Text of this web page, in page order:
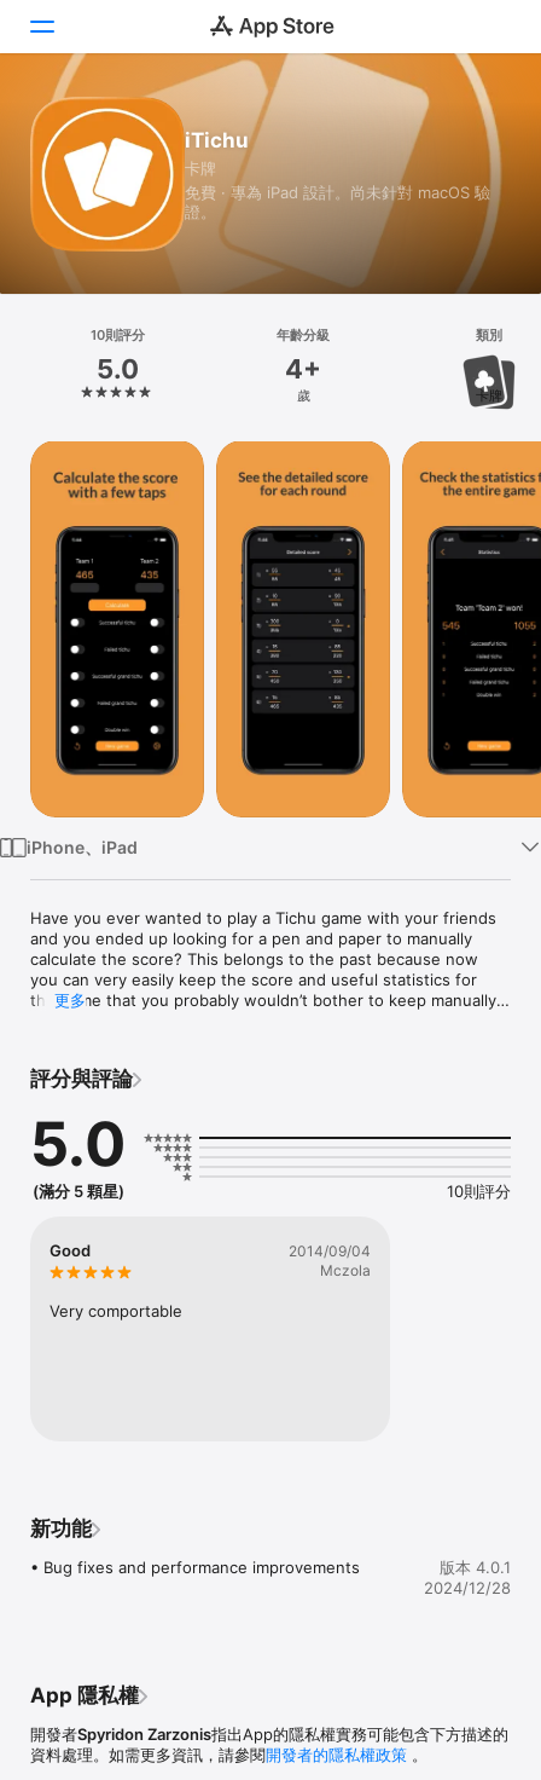
Today
遊戲
App
搜尋
iPhone
iPad
Mac
Watch
TV
iTichu
卡牌
免費 · 專為 iPad 設計。尚未針對 macOS 驗
證。
10則評分
5.0
年齡分級
4+
歲
類別
卡牌
iPhone、iPad
Have you ever wanted to play a Tichu game with your friends
and you ended up looking for a pen and paper to manually
calculate the score? This belongs to the past because now
you can very easily keep the score and useful statistics for
the game that you probably wouldn’t bother to keep manually.
• Undo of the last round in case of an error
the gameplay view
• Statistics for the whole game by swiping to the left from the
gameplay view
• Team names and score limit customization
• Automatic saving of the current game to continue later
If you enjoy iTichu, please take a few seconds to leave an App
Store rating or send us an email at support@itichu.app for
see in a future version.
更多
評分與評論
5.0
(滿分 5 顆星) 10則評分
Good
2014/09/04
Mczola
Very comportable
新功能
• Bug fixes and performance improvements
版本 4.0.1
2024/12/28
App 隱私權
開發者Spyridon Zarzonis指出App的隱私權實務可能包含下方描述的
資料處理。如需更多資訊，請參閱開發者的隱私權政策 。